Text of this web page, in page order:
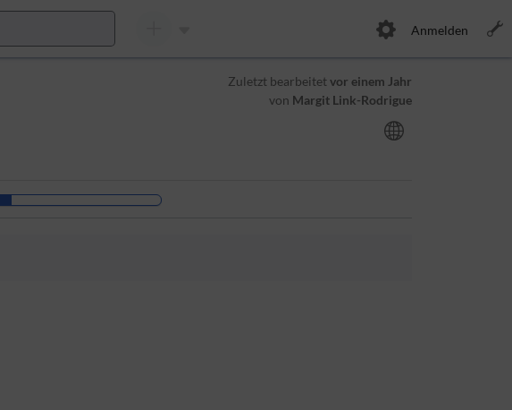
Anmelden
Zuletzt bearbeitetvor einem Jahr
von Margit Link-Rodrigue